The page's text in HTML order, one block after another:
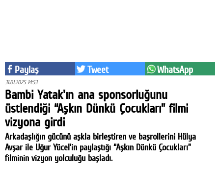
Kültür-sanat
Sağlık
Yazarlar
Künye
İletişim
Paylaş Tweet WhatsApp
31.01.2025 14:53
Bambi Yatak'ın ana sponsorluğunu
üstlendiği “Aşkın Dünkü Çocukları” filmi
vizyona girdi
Arkadaşlığın gücünü aşkla birleştiren ve başrollerini Hülya
Avşar ile Uğur Yücel’in paylaştığı “Aşkın Dünkü Çocukları”
filminin vizyon yolculuğu başladı.